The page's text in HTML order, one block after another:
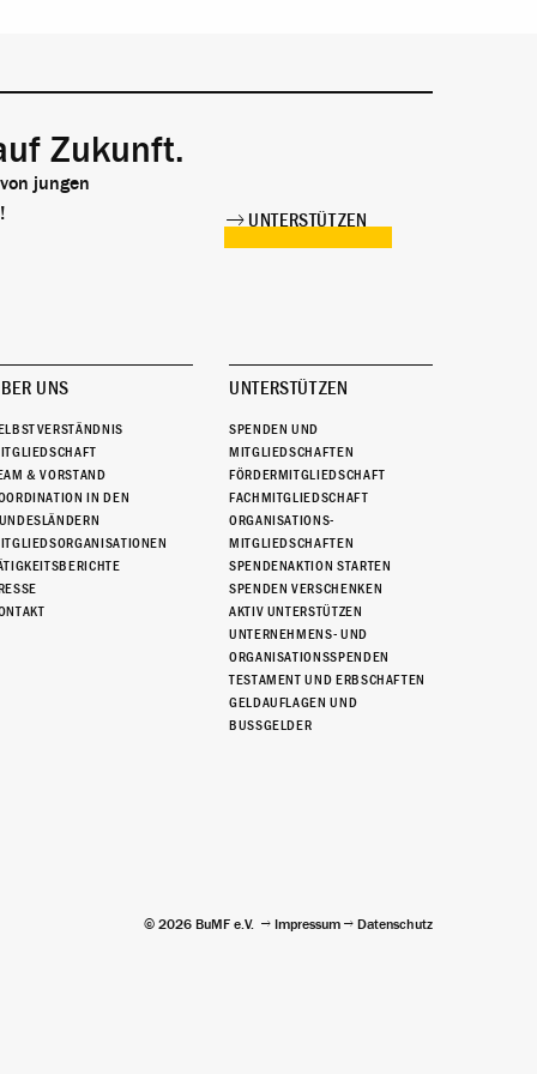
Zukunft.
jungen
UNTERSTÜTZEN
UNS
& VORSTAND
IN DEN
UNTERSTÜTZEN
SPENDEN UND
MITGLIEDSCHAFTEN
FÖRDERMITGLIEDSCHAFT
FACHMITGLIEDSCHAFT
ORGANISATIONS-
MITGLIEDSCHAFTEN
SPENDENAKTION STARTEN
SPENDEN VERSCHENKEN
AKTIV UNTERSTÜTZEN
UNTERNEHMENS- UND
ORGANISATIONSSPENDEN
TESTAMENT UND ERBSCHAFTEN
GELDAUFLAGEN UND
BUSSGELDER
© 2026 BuMF e.V. Impressum Datenschutz